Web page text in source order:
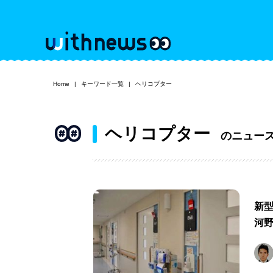
Home キーワード一覧 ヘリコプター
ヘリコプター のニュー
新
河